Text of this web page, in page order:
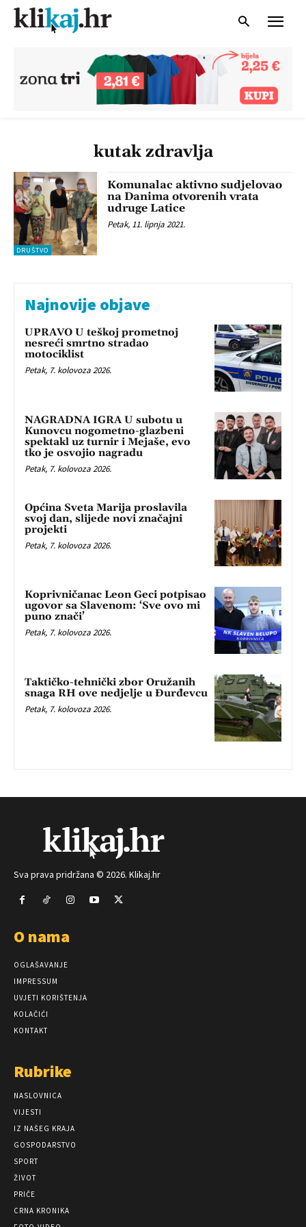
kutak zdravlja
DRUŠTVO
Komunalac aktivno sudjelovao
na Danima otvorenih vrata
udruge Latice
Petak, 11. lipnja 2021.
Najnovije objave
UPRAVO U teškoj prometnoj
nesreći smrtno stradao
motociklist
Petak, 7. kolovoza 2026.
NAGRADNA IGRA U subotu u
Kunovcu nogometno-glazbeni
spektakl uz turnir i Mejaše, evo
tko je osvojio nagradu
Petak, 7. kolovoza 2026.
Općina Sveta Marija proslavila
svoj dan, slijede novi značajni
projekti
Petak, 7. kolovoza 2026.
Koprivničanac Leon Geci potpisao
ugovor sa Slavenom: ‘Sve ovo mi
puno znači’
Petak, 7. kolovoza 2026.
Taktičko-tehnički zbor Oružanih
snaga RH ove nedjelje u Đurđevcu
Petak, 7. kolovoza 2026.
Sva prava pridržana © 2026. Klikaj.hr
O nama
OGLAŠAVANJE
IMPRESSUM
UVJETI KORIŠTENJA
KOLAČIĆI
KONTAKT
Rubrike
NASLOVNICA
VIJESTI
IZ NAŠEG KRAJA
GOSPODARSTVO
SPORT
ŽIVOT
PRIČE
CRNA KRONIKA